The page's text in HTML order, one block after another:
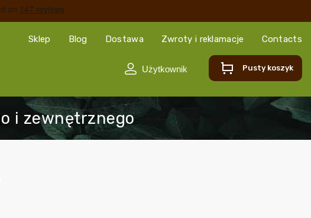
Sklep Blog Dostawa Zwroty i reklamacje Contacts
Pusty koszyk